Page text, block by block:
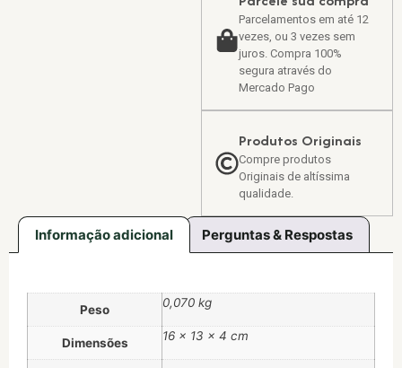
Parcelamentos em até 12
vezes, ou 3 vezes sem
juros. Compra 100%
segura através do
Mercado Pago
Produtos Originais
Compre produtos
Originais de altíssima
qualidade.
Informação adicional Perguntas & Respostas
Peso 0,070 kg
Dimensões 16 × 13 × 4 cm